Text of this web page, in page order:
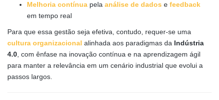
Melhoria contínua pela análise de dados e feedback
em tempo real
Para que essa gestão seja efetiva, contudo, requer-se uma
cultura organizacional alinhada aos paradigmas da Indústria
4.0 , com ênfase na inovação contínua e na aprendizagem ágil
para manter a relevância em um cenário industrial que evolui a
passos largos.